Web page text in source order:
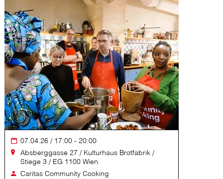
07.04.26 / 17:00 - 20:00
Absberggasse 27 / Kulturhaus Brotfabrik /
Stiege 3 / EG 1100 Wien
Caritas Community Cooking